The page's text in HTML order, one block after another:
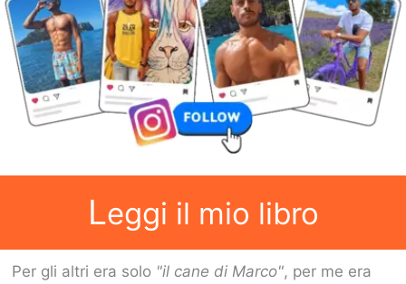
Leggi il mio libro
Per gli altri era solo "il cane di Marco", per me era